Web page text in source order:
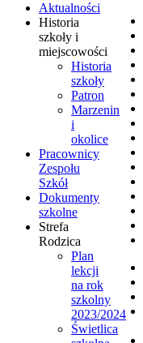
Aktualności
Historia
szkoły i
miejscowości
Historia
szkoły
Patron
Marzenin
i
okolice
Pracownicy
Zespołu
Szkół
Dokumenty
szkolne
Strefa
Rodzica
Plan
lekcji
na rok
szkolny
2023/2024
Świetlica